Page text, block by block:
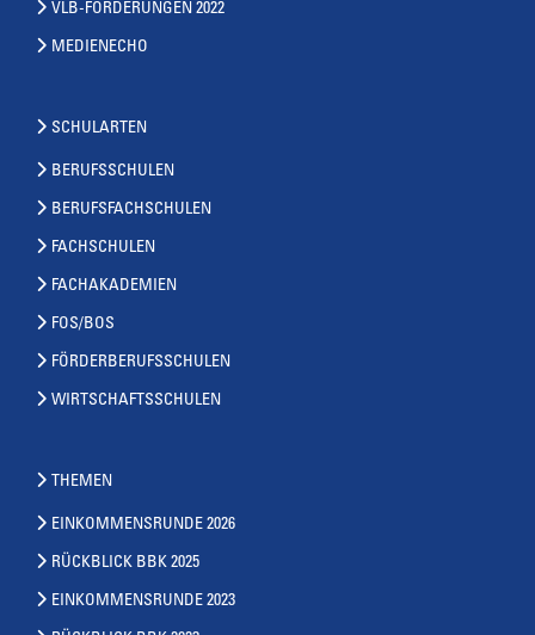
VLB-FORDERUNGEN 2022
MEDIENECHO
SCHULARTEN
BERUFSSCHULEN
BERUFSFACHSCHULEN
FACHSCHULEN
FACHAKADEMIEN
FOS/BOS
FÖRDERBERUFSSCHULEN
WIRTSCHAFTSSCHULEN
THEMEN
EINKOMMENSRUNDE 2026
RÜCKBLICK BBK 2025
EINKOMMENSRUNDE 2023